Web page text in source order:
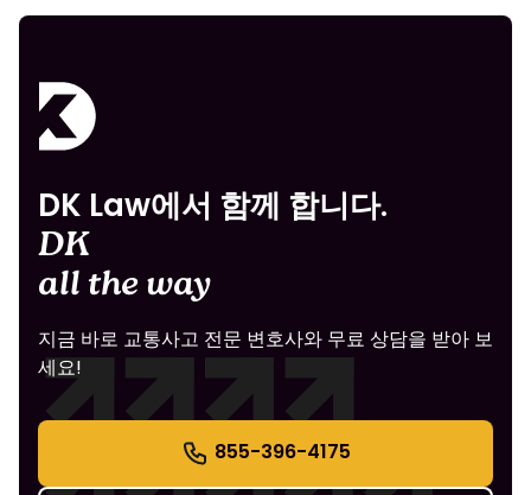
DK Law에서 함께 합니다.
DK
all the way
지금 바로 교통사고 전문 변호사와 무료 상담을 받아 보
세요!
855-396-4175